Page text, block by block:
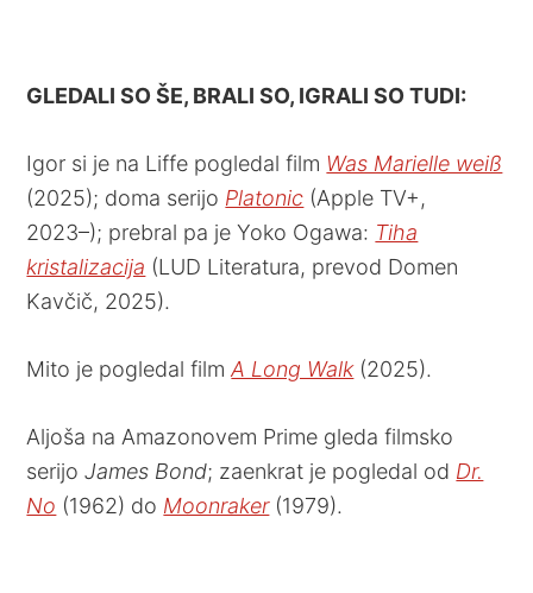
GLEDALI SO ŠE, BRALI SO, IGRALI SO TUDI:
Igor si je na Liffe pogledal film Was Marielle weiß
(2025); doma serijo Platonic (Apple TV+,
2023–); prebral pa je Yoko Ogawa: Tiha
kristalizacija (LUD Literatura, prevod Domen
Kavčič, 2025).
Mito je pogledal filmA Long Walk(2025).
Aljoša na Amazonovem Prime gleda filmsko
serijoJames Bond; zaenkrat je pogledal od Dr.
No (1962) do Moonraker(1979).